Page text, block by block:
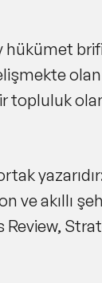
hükümet
topluluk
ve akıllı
Review,